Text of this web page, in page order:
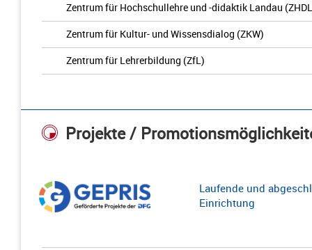
Zentrum für Hochschullehre und -didaktik Landau
Zentrum für Kultur- und Wissensdialog (ZKW)
Zentrum für Lehrerbildung (ZfL)
Projekte /
Laufende und
Einrichtung